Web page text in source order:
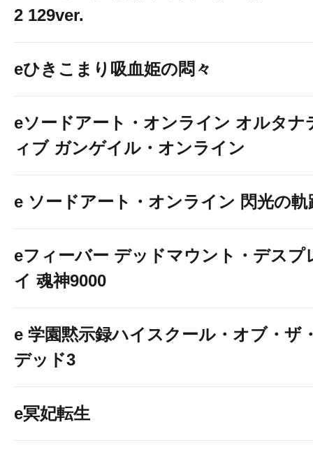
2 129ver.
eひきこまり吸血姫の悶々
eソードアート・オンライン オルタナ
ィブ ガンゲイル・オンライン
e ソードアート・オンライン 閃光の軌
eフィーバー デッドマウント・デスプ
イ 魂神9000
e 学園黙示録ハイスクール・オブ・ザ
デッド3
e冥妃転生